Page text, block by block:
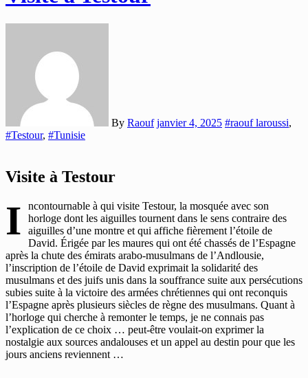
By Raouf janvier 4, 2025 #raouf laroussi,
#Testour, #Tunisie
Visite à Testour
I
ncontournable à qui visite Testour, la mosquée avec son
horloge dont les aiguilles tournent dans le sens contraire des
aiguilles d’une montre et qui affiche fièrement l’étoile de
David. Érigée par les maures qui ont été chassés de l’Espagne
après la chute des émirats arabo-musulmans de l’Andlousie,
l’inscription de l’étoile de David exprimait la solidarité des
musulmans et des juifs unis dans la souffrance suite aux persécutions
subies suite à la victoire des armées chrétiennes qui ont reconquis
l’Espagne après plusieurs siècles de règne des musulmans. Quant à
l’horloge qui cherche à remonter le temps, je ne connais pas
l’explication de ce choix … peut-être voulait-on exprimer la
nostalgie aux sources andalouses et un appel au destin pour que les
jours anciens reviennent …